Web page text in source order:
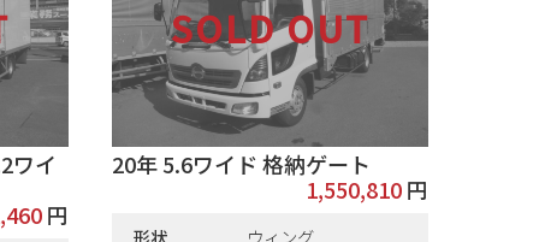
ワイ
円
20年 5.6ワイド 格納ゲート
1,550,810円
形状
ウィング